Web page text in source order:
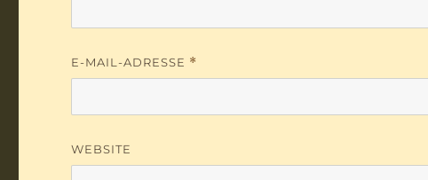
E-MAIL-ADRESSE *
WEBSITE